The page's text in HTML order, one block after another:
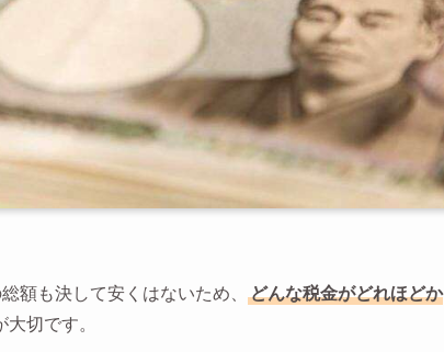
額も決して安くはないため、
どんな税金がどれほどか
切です。